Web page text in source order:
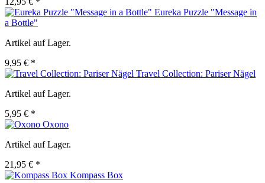
Eureka Puzzle "Message in
a Bottle"
Artikel auf Lager.
9,95 € *
Travel Collection: Pariser Nägel
Artikel auf Lager.
5,95 € *
Oxono
Artikel auf Lager.
21,95 € *
Kompass Box